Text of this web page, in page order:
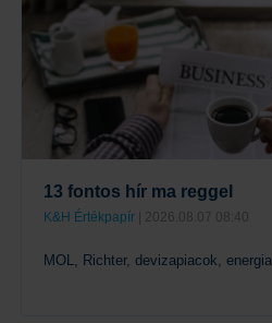
13 fontos hír ma reggel
K&H Értékpapír | 2026.08.07 08:40
MOL, Richter, devizapiacok, energia